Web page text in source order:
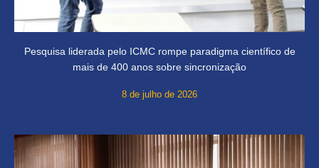
Pesquisa liderada pelo ICMC rompe paradigma científico de
mais de 400 anos sobre sincronização
8 de julho de 2026